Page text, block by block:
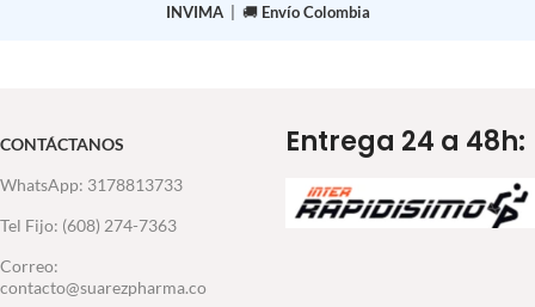
INVIMA| 🚚 Envío Colombia
CONTÁCTANOS
WhatsApp: 3178813733
Tel Fijo: (608) 274-7363
Correo:
contacto@suarezpharma.co
Entrega 24 a 48h: